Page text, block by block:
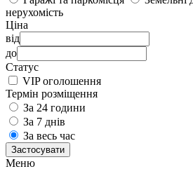
нерухомість
Ціна
від
до
Статус
VIP оголошення
Термін розміщення
За 24 години
За 7 днів
За весь час
Застосувати
Меню